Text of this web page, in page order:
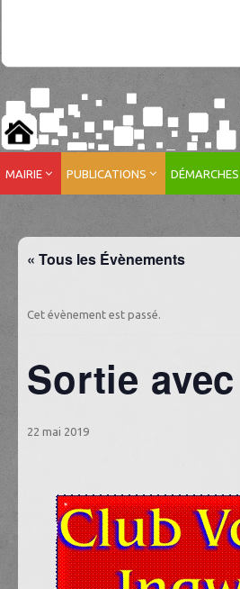
MAIRIE PUBLICATIONS DÉMARCHES
« Tous les Évènements
Cet évènement est passé.
Sortie
22 mai 2019